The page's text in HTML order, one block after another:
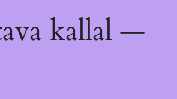
kallal —